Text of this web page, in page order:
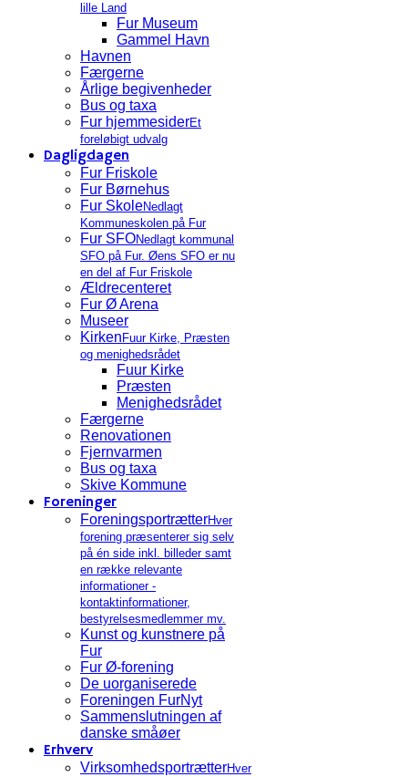
lille Land
Fur Museum
Gammel Havn
Havnen
Færgerne
Årlige begivenheder
Bus og taxa
Fur hjemmesiderEt
foreløbigt udvalg
Dagligdagen
Fur Friskole
Fur Børnehus
Fur SkoleNedlagt
Kommuneskolen på Fur
Fur SFONedlagt kommunal
SFO på Fur. Øens SFO er nu
en del af Fur Friskole
Ældrecenteret
Fur Ø Arena
Museer
Kirken Fuur Kirke, Præsten
og menighedsrådet
Fuur Kirke
Præsten
Menighedsrådet
Færgerne
Renovationen
Fjernvarmen
Bus og taxa
Skive Kommune
Foreninger
ForeningsportrætterHver
forening præsenterer sig selv
på én side inkl. billeder samt
en række relevante
informationer -
kontaktinformationer,
bestyrelsesmedlemmer mv.
Kunst og kunstnere på
Fur
Fur Ø-forening
De uorganiserede
Foreningen FurNyt
Sammenslutningen af
danske småøer
Erhverv
VirksomhedsportrætterHver